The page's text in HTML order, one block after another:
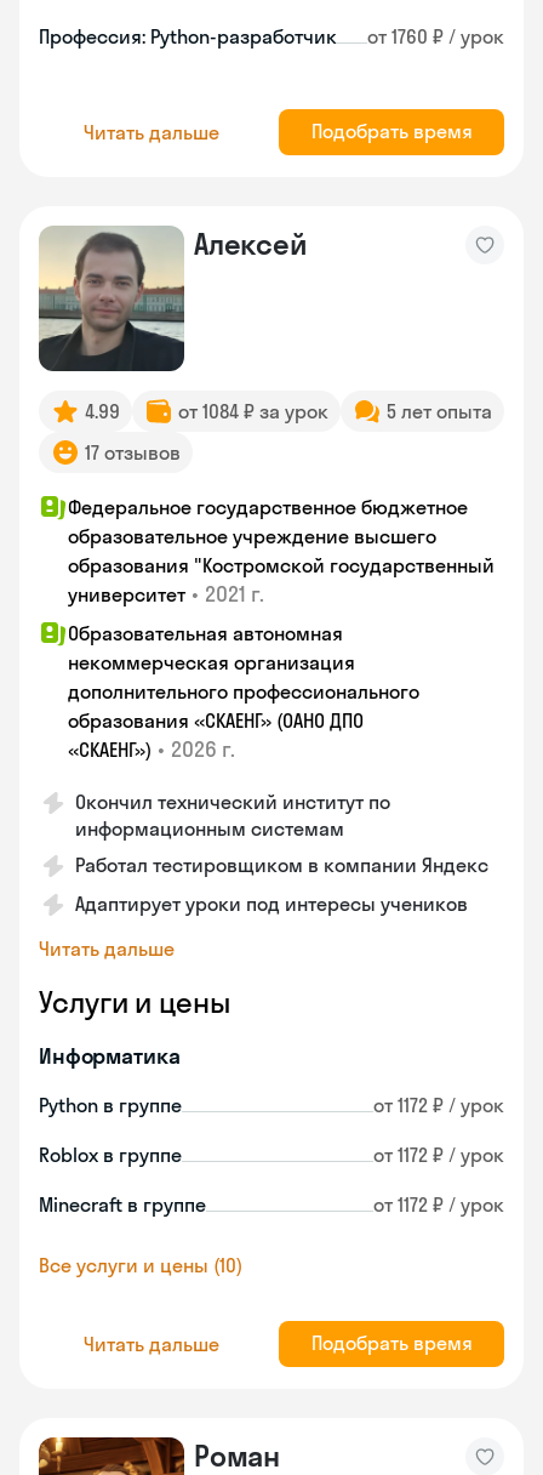
Профессия: Python-разработчик от 1760 ₽ / урок
Читать дальше Подобрать время
Алексей
4.99 от 1084 ₽ за урок
5 лет опыта
17 отзывов
Федеральное государственное бюджетное
образовательное учреждение высшего
образования "Костромской государственный
университет • 2021 г.
Образовательная автономная
некоммерческая организация
дополнительного профессионального
образования «СКАЕНГ» (ОАНО ДПО
«СКАЕНГ») • 2026 г.
Окончил технический институт по
информационным системам
Работал тестировщиком в компании Яндекс
Адаптирует уроки под интересы учеников
Читать дальше
Услуги и цены
Информатика
Python в группе от 1172 ₽ / урок
Roblox в группе от 1172 ₽ / урок
Minecraft в группе от 1172 ₽ / урок
Все услуги и цены (10)
Читать дальше Подобрать время
Роман